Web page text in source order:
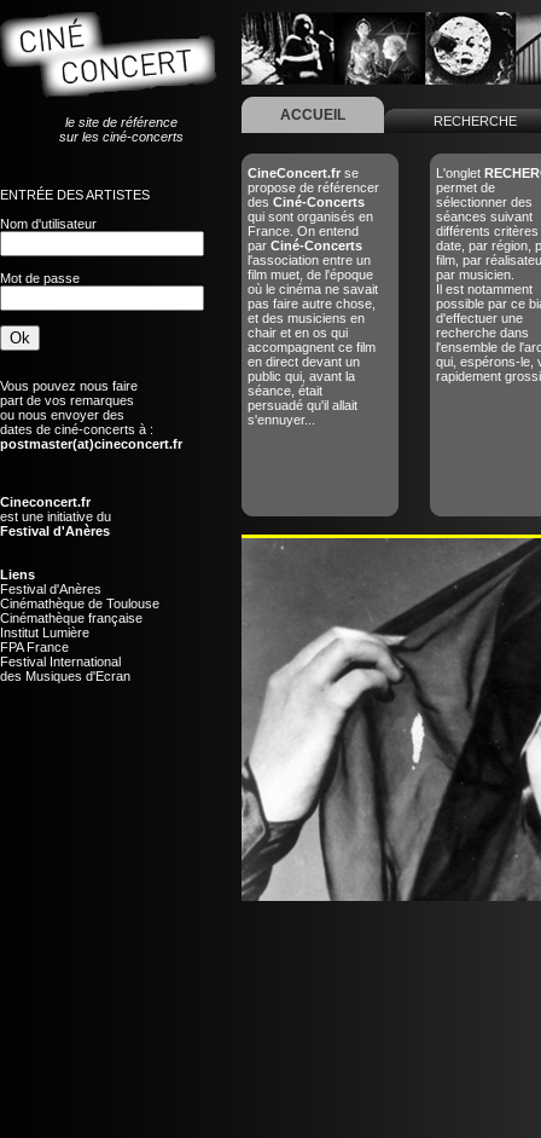
le site de référence
sur les ciné-concerts
ENTRÉE DES ARTISTES
Nom d'utilisateur
Mot de passe
Vous pouvez nous faire
part de vos remarques
ou nous envoyer des
dates de ciné-concerts à :
postmaster(at)cineconcert.fr
Cineconcert.fr
est une initiative du
Festival d'Anères
Liens
Festival d'Anères
Cinémathèque de Toulouse
Cinémathèque française
Institut Lumière
FPA France
Festival International
des Musiques d'Ecran
ACCUEIL RECHERCHE
CineConcert.fr se
propose de référencer
des Ciné-Concerts
qui sont organisés en
France. On entend
par Ciné-Concerts
l'association entre un
film muet, de l'époque
où le cinéma ne savait
pas faire autre chose,
et des musiciens en
chair et en os qui
accompagnent ce film
en direct devant un
public qui, avant la
séance, était
persuadé qu'il allait
s'ennuyer...
L'onglet
permet de
sélectionner des
séances suivant
différents critères
date, par région,
film, par
par musicien.
Il est notamment
possible par ce
d'effectuer une
recherche dans
l'ensemble de
qui, espérons-le,
rapidement